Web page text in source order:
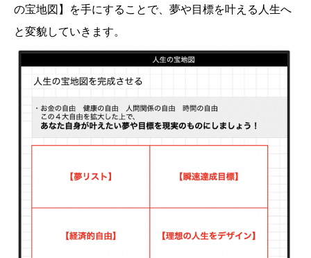
の宝地図】を手にすることで、夢や目標を叶える人生へ
と変貌していきます。